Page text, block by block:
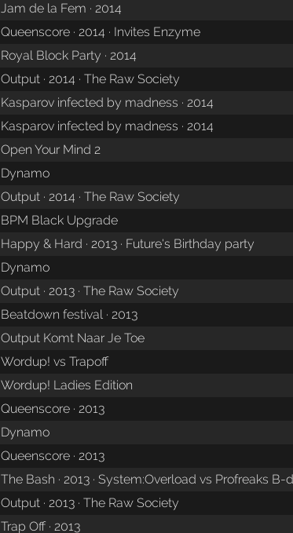
Jam de la Fem · 2014
Queenscore · 2014 · Invites Enzyme
Royal Block Party · 2014
Output · 2014 · The Raw Society
Kasparov infected by madness · 2014
Kasparov infected by madness · 2014
Open Your Mind 2
Dynamo
Output · 2014 · The Raw Society
BPM Black Upgrade
Happy & Hard · 2013 · Future's Birthday party
Dynamo
Output · 2013 · The Raw Society
Beatdown festival · 2013
Output Komt Naar Je Toe
Wordup! vs Trapoff
Wordup! Ladies Edition
Queenscore · 2013
Dynamo
Queenscore · 2013
The Bash · 2013 · System:Overload vs Profreaks B-
Output · 2013 · The Raw Society
Trap Off · 2013